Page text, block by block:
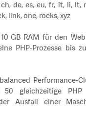
de, es, eu, fr, it, li, lt,
link, one, rocks, xyz
GB RAM für den
PHP-Prozesse bis
Performance-
gleichzeitige PHP
Ausfall einer